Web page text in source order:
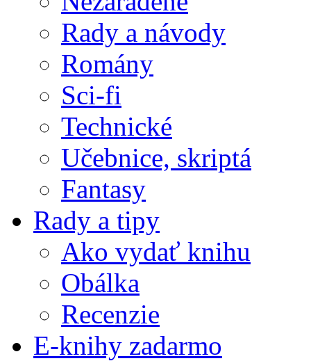
Rady a návody
Romány
Sci-fi
Technické
Učebnice, skriptá
Fantasy
Rady a tipy
Ako vydať knihu
Obálka
Recenzie
E-knihy zadarmo